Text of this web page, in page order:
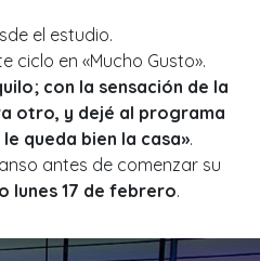
el estudio.
ciclo en «Mucho Gusto».
con la sensación de la
otro, y dejé al programa
queda bien la casa».
antes de comenzar su
lunes 17 de febrero.